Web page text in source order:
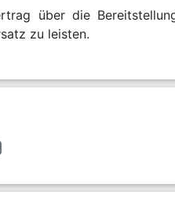
über die
zu leisten.